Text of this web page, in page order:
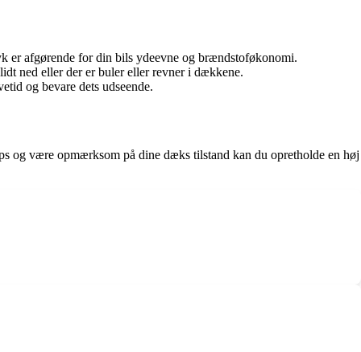
afgørende for din bils ydeevne og brændstoføkonomi.
ned eller der er buler eller revner i dækkene.
og bevare dets udseende.
og være opmærksom på dine dæks tilstand kan du opretholde en høj